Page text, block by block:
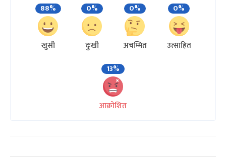
88%
खुसी
0%
दुःखी
0%
अचम्मित
0%
उत्साहित
13%
आक्रोशित